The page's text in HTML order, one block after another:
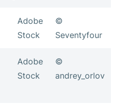
Adobe
Stock
©
Seventyfour
Adobe
Stock
©
andrey_orlov